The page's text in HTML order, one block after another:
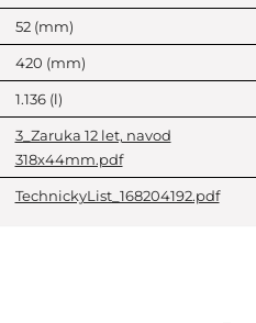
52 (mm)
420 (mm)
1.136 (l)
3_Zaruka 12 let, navod
318x44mm.pdf
TechnickyList_168204192.pdf